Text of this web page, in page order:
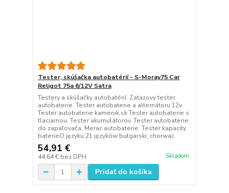
Tester, skúšačka autobatérií - S-Moray75 Car
Religot 75a 6/12V Satra
Testery a skúšačky autobatérií. Zatazovy tester
autobaterie. Tester autobaterie a alternátoru 12v.
Tester autobaterie kamenik.sk Tester autobaterie s
tlaciarnou. Tester akumulátorov. Tester autobaterie
do zapaľovača. Merac autobaterie. Tester kapacity
baterieO języku:21 języków:bułgarski, chorwac
54,91 €
44,64 € bez DPH Skladom
Pridať do košíka